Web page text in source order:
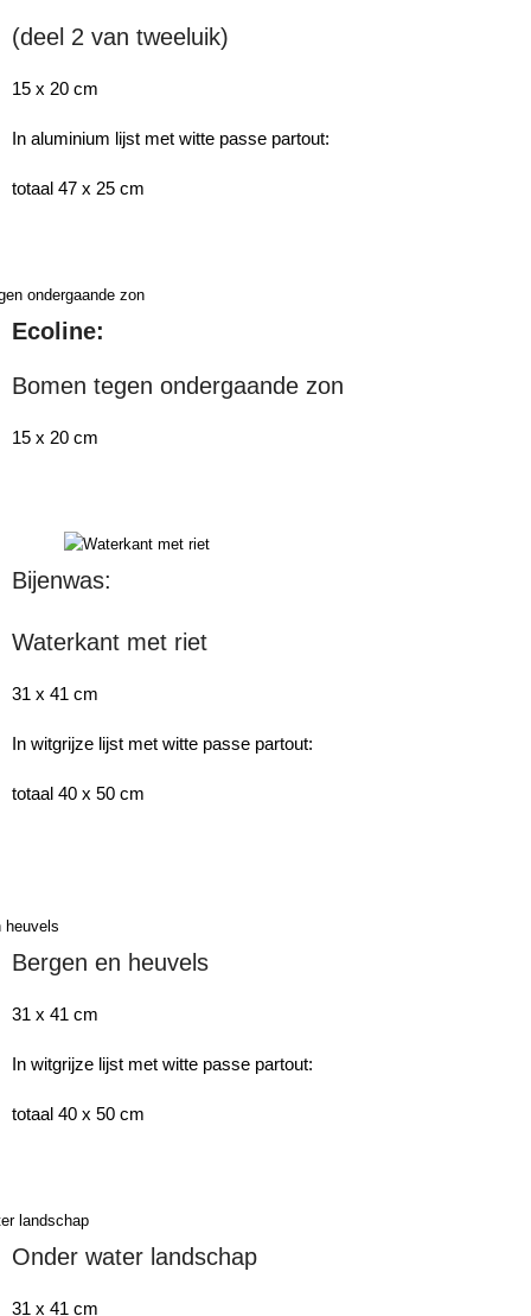
(deel 2 van tweeluik)
15 x 20 cm
In aluminium lijst met witte passe partout:
totaal 47 x 25 cm
Ecoline:
Bomen tegen ondergaande zon
15 x 20 cm
Bijenwas:
Waterkant met riet
31 x 41 cm
In witgrijze lijst met witte passe partout:
totaal 40 x 50 cm
Bergen en heuvels
31 x 41 cm
In witgrijze lijst met witte passe partout:
totaal 40 x 50 cm
Onder water landschap
31 x 41 cm